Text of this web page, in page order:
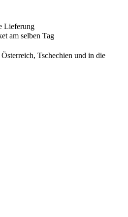
Lieferung
am selben Tag
Tschechien und in die